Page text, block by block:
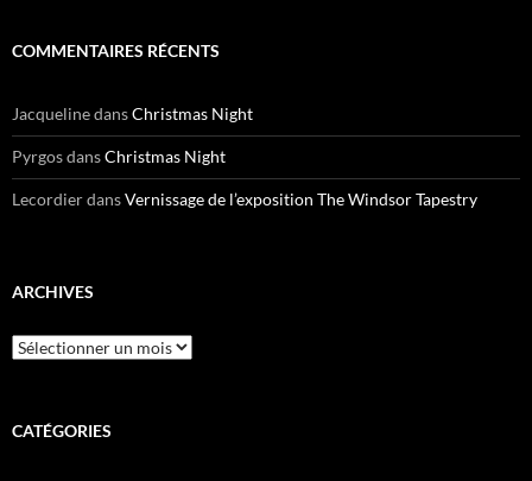
COMMENTAIRES RÉCENTS
JacquelinedansChristmas Night
PyrgosdansChristmas Night
LecordierdansVernissage de l’exposition The Windsor Tapestry
ARCHIVES
Archives
CATÉGORIES